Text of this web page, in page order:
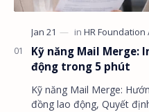
Kỹ năng Mail Merge:
động trong 5 phút
Kỹ năng Mail Merge:
đồng lao động, Quyết